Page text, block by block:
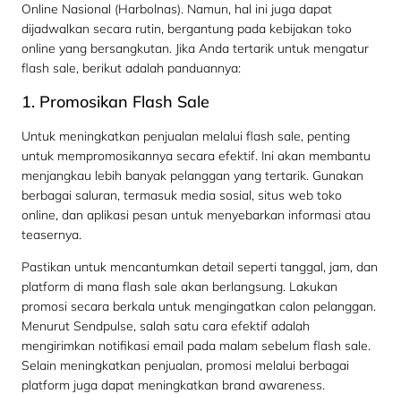
Online Nasional (Harbolnas). Namun, hal ini juga dapat
dijadwalkan secara rutin, bergantung pada kebijakan toko
online yang bersangkutan. Jika Anda tertarik untuk mengatur
flash sale, berikut adalah panduannya:
1. Promosikan Flash Sale
Untuk meningkatkan penjualan melalui flash sale, penting
untuk mempromosikannya secara efektif. Ini akan membantu
menjangkau lebih banyak pelanggan yang tertarik. Gunakan
berbagai saluran, termasuk media sosial, situs web toko
online, dan aplikasi pesan untuk menyebarkan informasi atau
teasernya.
Pastikan untuk mencantumkan detail seperti tanggal, jam, dan
platform di mana flash sale akan berlangsung. Lakukan
promosi secara berkala untuk mengingatkan calon pelanggan.
Menurut Sendpulse, salah satu cara efektif adalah
mengirimkan notifikasi email pada malam sebelum flash sale.
Selain meningkatkan penjualan, promosi melalui berbagai
platform juga dapat meningkatkan brand awareness.